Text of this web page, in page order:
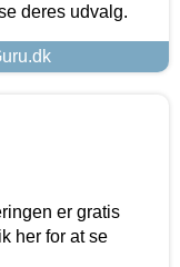
deres udvalg.
er gratis
her for at se